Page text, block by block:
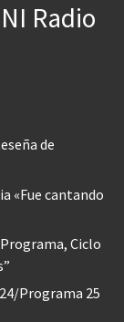
Radio
de
«Fue cantando
Ciclo
Programa 25